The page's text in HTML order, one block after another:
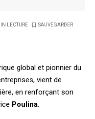
LECTURE
global et pionnier du
vient de
en renforçant son
Poulina.